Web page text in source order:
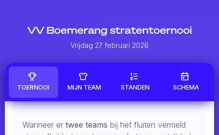
VV Boemerang stratentoernooi
Vrijdag 27 februari 2026
TOERNOOI MIJN TEAM STANDEN SCHEMA
Wanneer er twee teams bij het fluiten vermeld